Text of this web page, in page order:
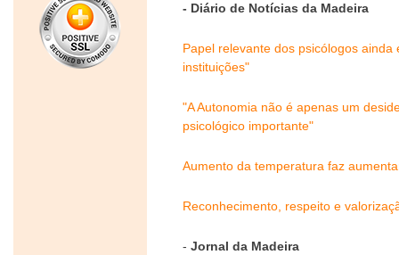
- Diário de Notícias da Madeira
Papel relevante dos psicólogos
instituições"
"A Autonomia não é apenas um
psicológico importante"
Aumento da temperatura faz
Reconhecimento, respeito e
- Jornal da Madeira